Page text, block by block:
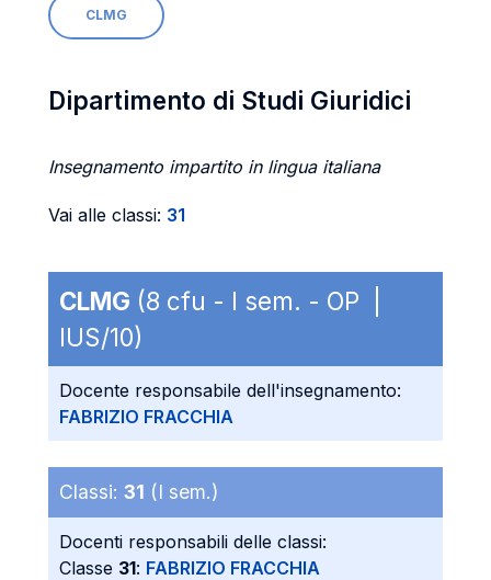
CLMG
Dipartimento di Studi Giuridici
Insegnamento impartito in lingua italiana
Vai alle classi: 31
CLMG (8 cfu - I sem. - OP |
IUS/10)
Docente responsabile dell'insegnamento:
FABRIZIO FRACCHIA
Classi: 31 (I sem.)
Docenti responsabili delle classi:
Classe 31: FABRIZIO FRACCHIA